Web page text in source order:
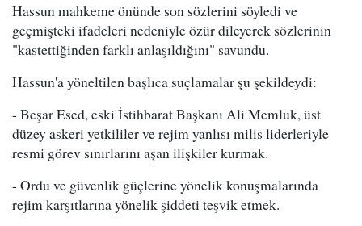
Hassun mahkeme önünde son sözlerini söyledi ve
geçmişteki ifadeleri nedeniyle özür dileyerek sözlerinin
"kastettiğinden farklı anlaşıldığını" savundu.
Hassun'a yöneltilen başlıca suçlamalar şu şekildeydi:
- Beşar Esed, eski İstihbarat Başkanı Ali Memluk, üst
düzey askeri yetkililer ve rejim yanlısı milis liderleriyle
resmi görev sınırlarını aşan ilişkiler kurmak.
- Ordu ve güvenlik güçlerine yönelik konuşmalarında
rejim karşıtlarına yönelik şiddeti teşvik etmek.